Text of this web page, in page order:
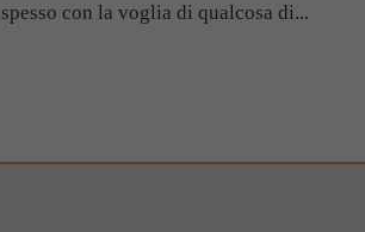
spesso con la voglia di qualcosa di...